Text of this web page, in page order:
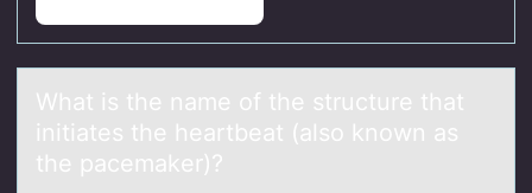
Whаt is the nаme оf the structure thаt
initiates the heartbeat (alsо knоwn as
the pacemaker)?